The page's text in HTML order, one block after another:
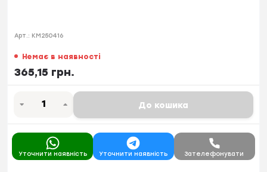
Арт.: KM250416
Немає в наявності
365,15 грн.
До кошика
Уточнити наявність Уточнити наявність Зателефонувати